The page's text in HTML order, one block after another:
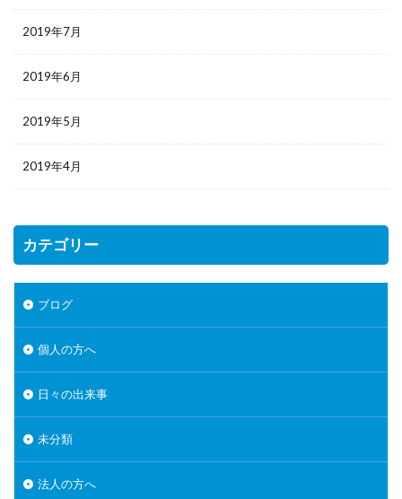
2019年7月
2019年6月
2019年5月
2019年4月
カテゴリー
ブログ
個人の方へ
日々の出来事
未分類
法人の方へ